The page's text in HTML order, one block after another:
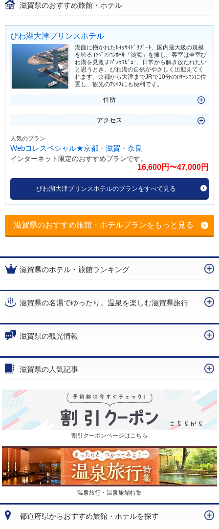
滋賀県のおすすめ旅館・ホテル
びわ湖大津プリンスホテル
湖面に抱かれたﾚｲｸｻｲﾄﾞﾘｿﾞｰﾄ、国内最大級の規模
を誇るｺﾝﾍﾞﾝｼｮﾝﾎｰﾙ「淡海」を擁し、客室は全室び
わ湖を見渡すﾊﾟﾉﾗﾏﾋﾞｭｰ。日常から解き放たれたい
と思うとき、びわ湖の自然がやさしく出迎えてく
れます。京都から大津までJRで10分のﾛｹｰｼｮﾝに位
置し、観光のｱｸｾｽにも便利です。
住所
アクセス
人気のプラン
Webコレスペシャル★京都・滋賀・奈良
インターネット限定のおすすめプランです。
16,600円〜47,000円
びわ湖大津プリンスホテルのプランをすべて見る
滋賀県のおすすめ旅館・ホテルプランをもっと見る
滋賀県のホテル・旅館ランキング
滋賀県の名湯でゆったり。温泉を楽しむ滋賀県旅行
滋賀県の観光情報
滋賀県の人気記事
割引クーポンページはこちら
温泉旅行・温泉旅館特集
都道府県からおすすめ旅館・ホテルを探す